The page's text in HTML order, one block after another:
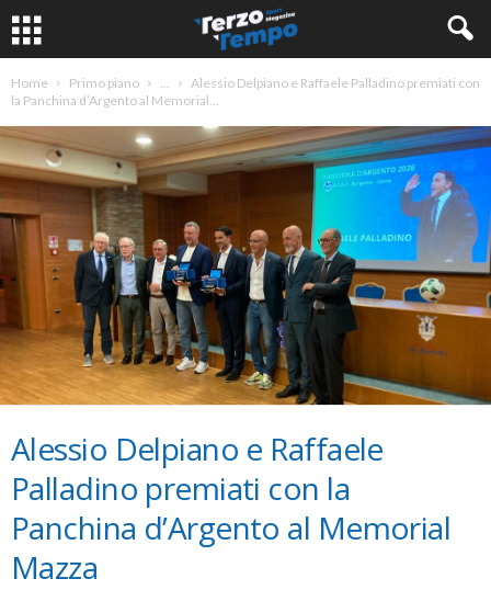
Home Primo piano ...
Alessio Delpiano e Raffaele Palladino premiati con
la Panchina d’Argento al Memorial...
Alessio Delpiano e Raffaele
Palladino premiati con la
Panchina d’Argento al Memorial
Mazza